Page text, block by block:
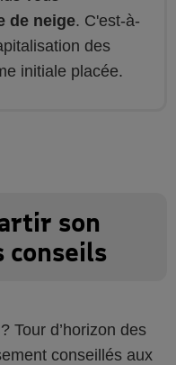
de neige. C'est-à-
des
initiale placée.
son
conseils
? Tour d’horizon des
conseillés aux